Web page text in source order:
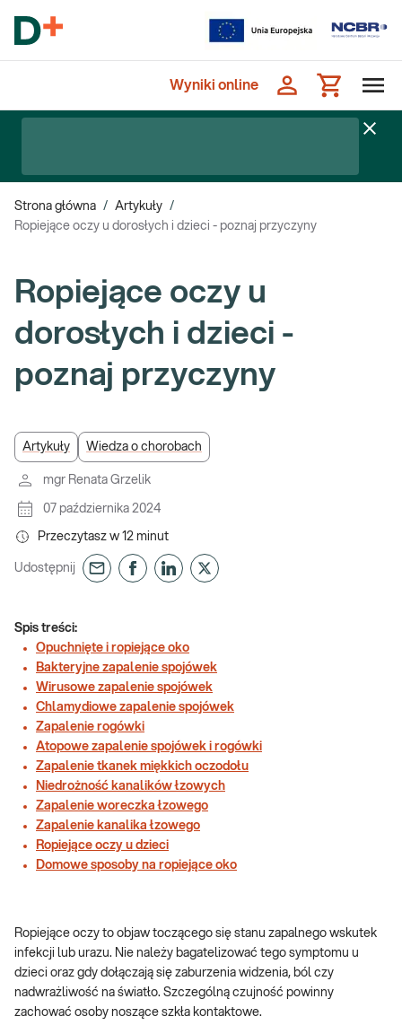
Wyniki online
Strona główna / Artykuły /
Ropiejące oczy u dorosłych i dzieci - poznaj przyczyny
Ropiejące oczy u
dorosłych i dzieci -
poznaj przyczyny
Artykuły Wiedza o chorobach
mgr Renata Grzelik
07 października 2024
Przeczytasz w 12 minut
Udostępnij
Spis treści:
Opuchnięte i ropiejące oko
Bakteryjne zapalenie spojówek
Wirusowe zapalenie spojówek
Chlamydiowe zapalenie spojówek
Zapalenie rogówki
Atopowe zapalenie spojówek i rogówki
Zapalenie tkanek miękkich oczodołu
Niedrożność kanalików łzowych
Zapalenie woreczka łzowego
Zapalenie kanalika łzowego
Ropiejące oczy u dzieci
Domowe sposoby na ropiejące oko
Ropiejące oczy to objaw toczącego się stanu zapalnego wskutek
infekcji lub urazu. Nie należy bagatelizować tego symptomu u
dzieci oraz gdy dołączają się zaburzenia widzenia, ból czy
nadwrażliwość na światło. Szczególną czujność powinny
zachować osoby noszące szkła kontaktowe.